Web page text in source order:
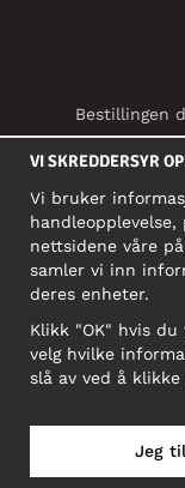
Bestillingen
NB! Ikke bruk
VI SKREDDERSYR
Vi bruker
nettsidene våre
samler vi inn
deres enheter.
Klikk "OK" hvis
velg hvilke
slå av ved å
Jeg